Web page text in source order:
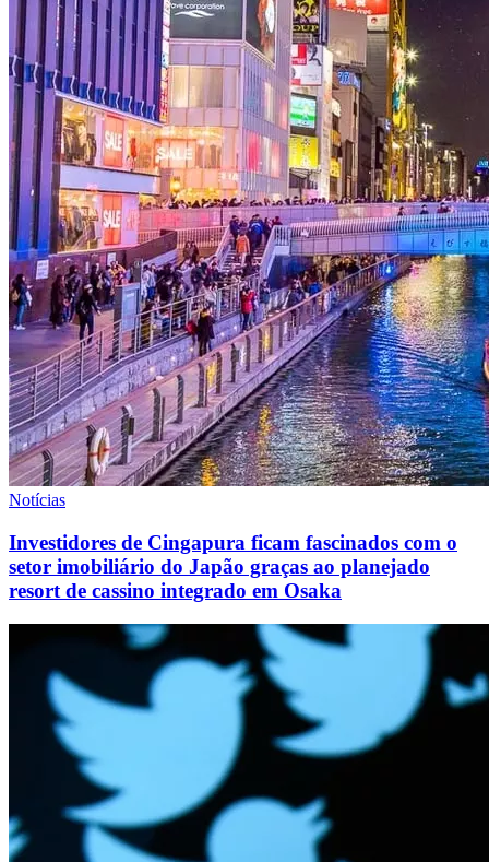
Notícias
Investidores de Cingapura ficam fascinados com o
setor imobiliário do Japão graças ao planejado
resort de cassino integrado em Osaka